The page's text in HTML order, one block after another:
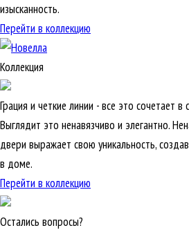
изысканность.
Перейти в коллекцию
Коллекция
Грация и четкие линии - все это сочетает в
Выглядит это ненавязчиво и элегантно.
двери выражает свою уникальность,
в доме.
Перейти в коллекцию
Остались вопросы?